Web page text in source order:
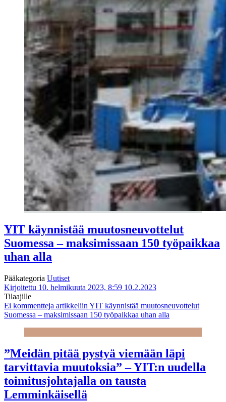
YIT käynnistää muutosneuvottelut
Suomessa – maksimissaan 150 työpaikkaa
uhan alla
Pääkategoria Uutiset
Kirjoitettu 10. helmikuuta 2023, 8:59 10.2.2023
Tilaajille
Ei kommentteja artikkeliin YIT käynnistää muutosneuvottelut
Suomessa – maksimissaan 150 työpaikkaa uhan alla
”Meidän pitää pystyä viemään läpi
tarvittavia muutoksia” – YIT:n uudella
toimitusjohtajalla on tausta
Lemminkäisellä